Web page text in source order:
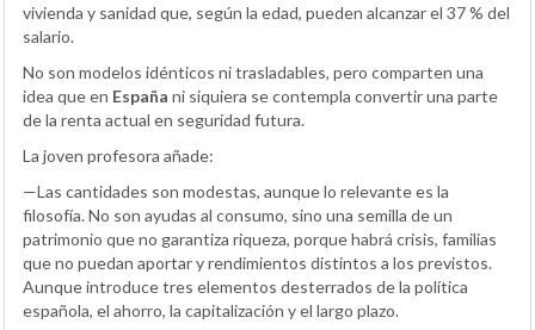
vivienda y sanidad que, según la edad, pueden alcanzar el 37 % del
salario.
No son modelos idénticos ni trasladables, pero comparten una
idea que en España ni siquiera se contempla convertir una parte
de la renta actual en seguridad futura.
La joven profesora añade:
—Las cantidades son modestas, aunque lo relevante es la
filosofía. No son ayudas al consumo, sino una semilla de un
patrimonio que no garantiza riqueza, porque habrá crisis, familias
que no puedan aportar y rendimientos distintos a los previstos.
Aunque introduce tres elementos desterrados de la política
española, el ahorro, la capitalización y el largo plazo.